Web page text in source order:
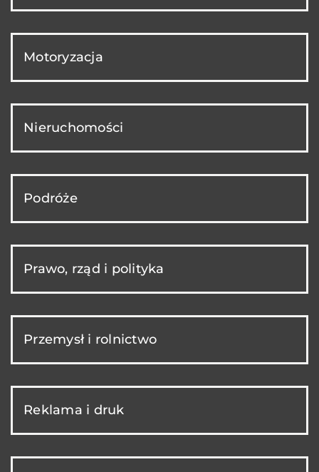
Motoryzacja
Nieruchomości
Podróże
Prawo, rząd i polityka
Przemysł i rolnictwo
Reklama i druk